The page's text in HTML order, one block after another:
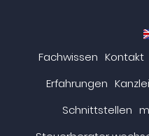
Fachwissen Kontakt
Erfahrungen
Schnittstellen